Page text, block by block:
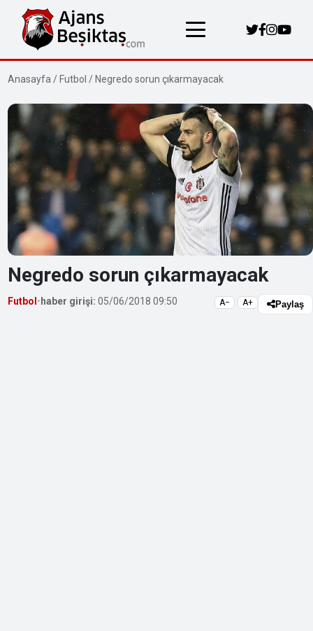
Anasayfa / Futbol / Negredo sorun çıkarmayacak
Negredo sorun çıkarmayacak
Futbol • haber girişi: 05/06/2018 09:50 A− A+ Paylaş